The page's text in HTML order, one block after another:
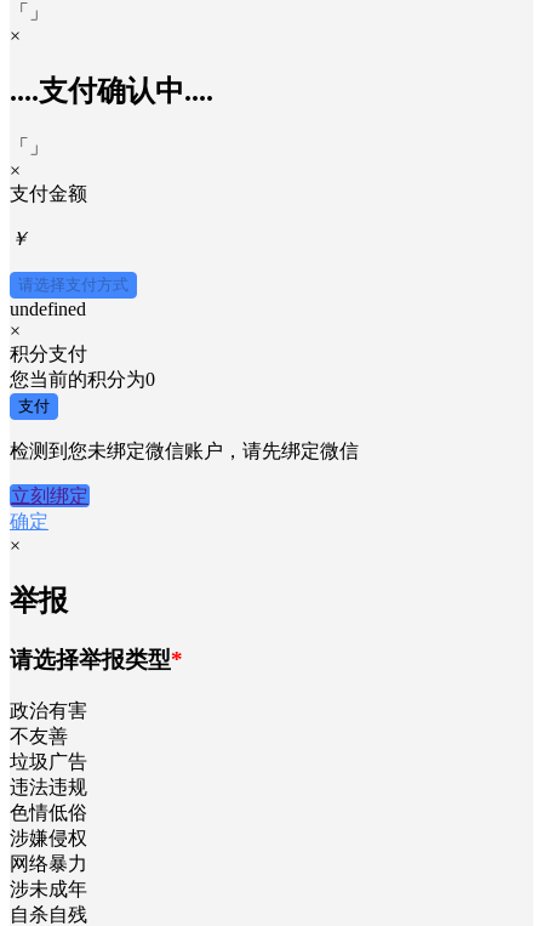
「
」
×
....支付确认中....
「
」
×
支付金额
￥
请选择支付方式
undefined
×
积分支付
您当前的积分为0
支付
检测到您未绑定微信账户，请先绑定微信
立刻绑定
确定
×
举报
请选择举报类型*
政治有害
不友善
垃圾广告
违法违规
色情低俗
涉嫌侵权
网络暴力
涉未成年
自杀自残